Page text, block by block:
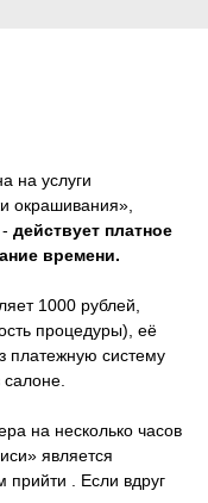
на услуги
окрашивания»,
действует платное
времени.
1000 рублей,
процедуры), её
платежную систему
салоне.
на несколько часов
является
. Если вдруг